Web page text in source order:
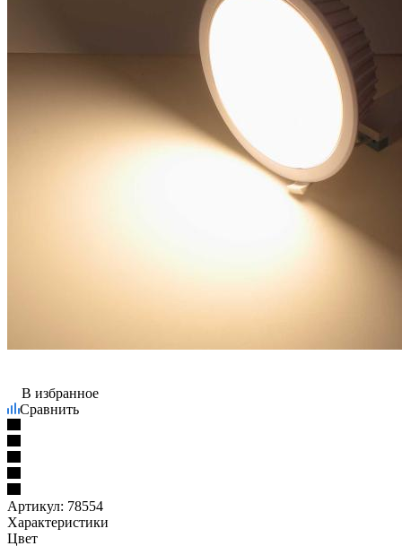
В избранное
Сравнить
Артикул: 78554
Характеристики
Цвет